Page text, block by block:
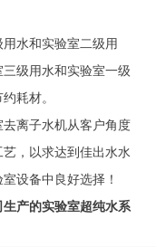
水和实验室二级用
级用水和实验室一级
耗材。
离子水机从客户角度
，以求达到佳出水水
设备中良好选择！
生产的实验室超纯水系